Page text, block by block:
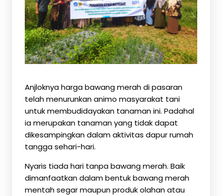
Anjloknya harga bawang merah di pasaran
telah menurunkan animo masyarakat tani
untuk membudidayakan tanaman ini. Padahal
ia merupakan tanaman yang tidak dapat
dikesampingkan dalam aktivitas dapur rumah
tangga sehari-hari.
Nyaris tiada hari tanpa bawang merah. Baik
dimanfaatkan dalam bentuk bawang merah
mentah segar maupun produk olahan atau